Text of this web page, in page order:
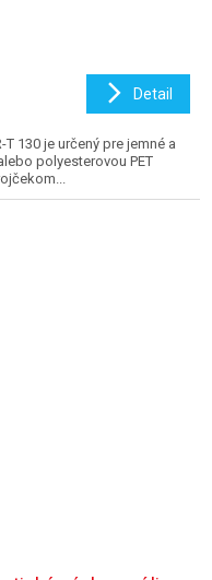
Detail
130 je určený pre jemné a
polyesterovou PET